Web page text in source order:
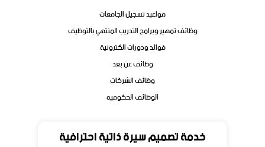
خدمة تصميم سيرة ذاتية احترافية
مواعيد تسجيل الجامعات
وظائف تمهير وبرامج التدريب المنتهي بالتوظيف
فوائد ودورات الكترونية
وظائف عن بعد
وظائف الشركات
الوظائف الحكوميه